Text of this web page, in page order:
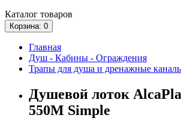
Каталог товаров
Корзина: 0
Главная
Душ - Кабины - Ограждения
Трапы для душа и дренажные
Душевой лоток
550M Simple